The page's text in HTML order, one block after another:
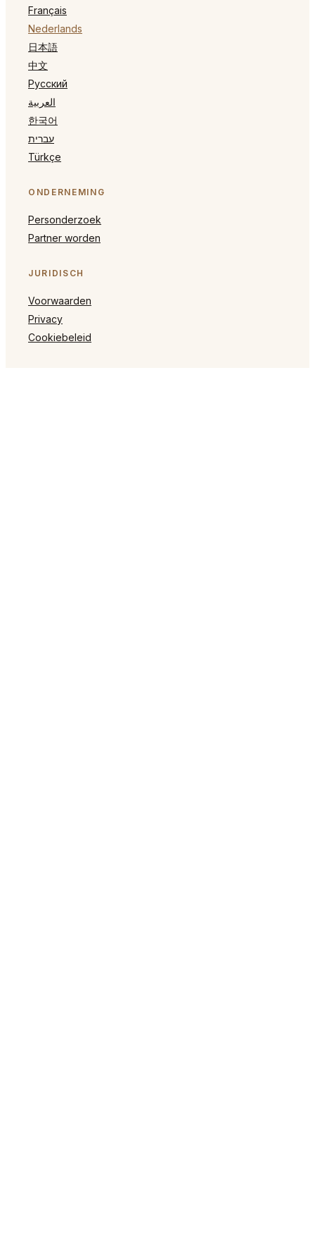
Français
Nederlands
日本語
中文
Русский
العربية
한국어
עברית
Türkçe
ONDERNEMING
Personderzoek
Partner worden
JURIDISCH
Voorwaarden
Privacy
Cookiebeleid